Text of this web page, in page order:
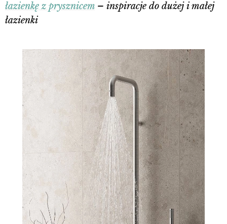
łazienkę z prysznicem – inspiracje do dużej i małej
łazienki